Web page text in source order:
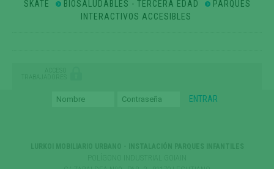
SKATE
BIOSALUDABLES - TERCERA EDAD
PARQUES
INTERACTIVOS ACCESIBLES
ACCESO
TRABAJADORES